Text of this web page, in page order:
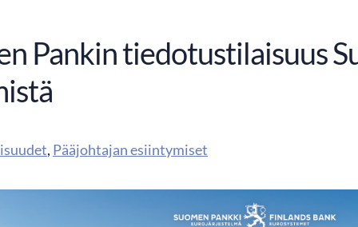
Pankin tiedotustilaisuus
, Pääjohtajan esiintymiset